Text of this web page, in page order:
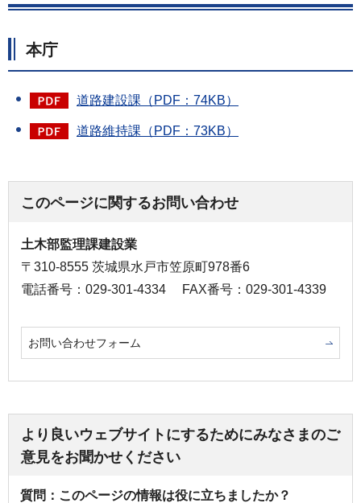
本庁
道路建設課（PDF：74KB）
道路維持課（PDF：73KB）
このページに関するお問い合わせ
土木部監理課建設業
〒310-8555 茨城県水戸市笠原町978番6
電話番号：029-301-4334
FAX番号：029-301-4339
お問い合わせフォーム
より良いウェブサイトにするためにみなさまのご
意見をお聞かせください
質問：このページの情報は役に立ちましたか？